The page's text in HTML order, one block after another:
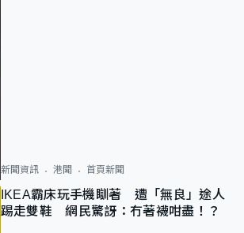
新聞資訊 港聞 首頁新聞
IKEA霸床玩手機瞓著 遭「無良」途人
踢走雙鞋 網民驚訝：冇著襪咁盡！？